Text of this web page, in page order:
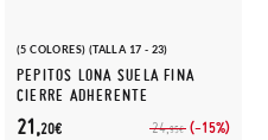
(5 COLORES) (TALLA 17 - 23)
PEPITOS LONA SUELA FINA
CIERRE ADHERENTE
24,95€ (-15%)
21,20€